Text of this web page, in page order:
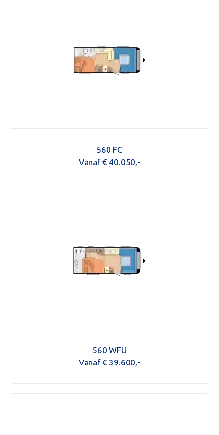
560 FC
Vanaf € 40.050,-
560 WFU
Vanaf € 39.600,-